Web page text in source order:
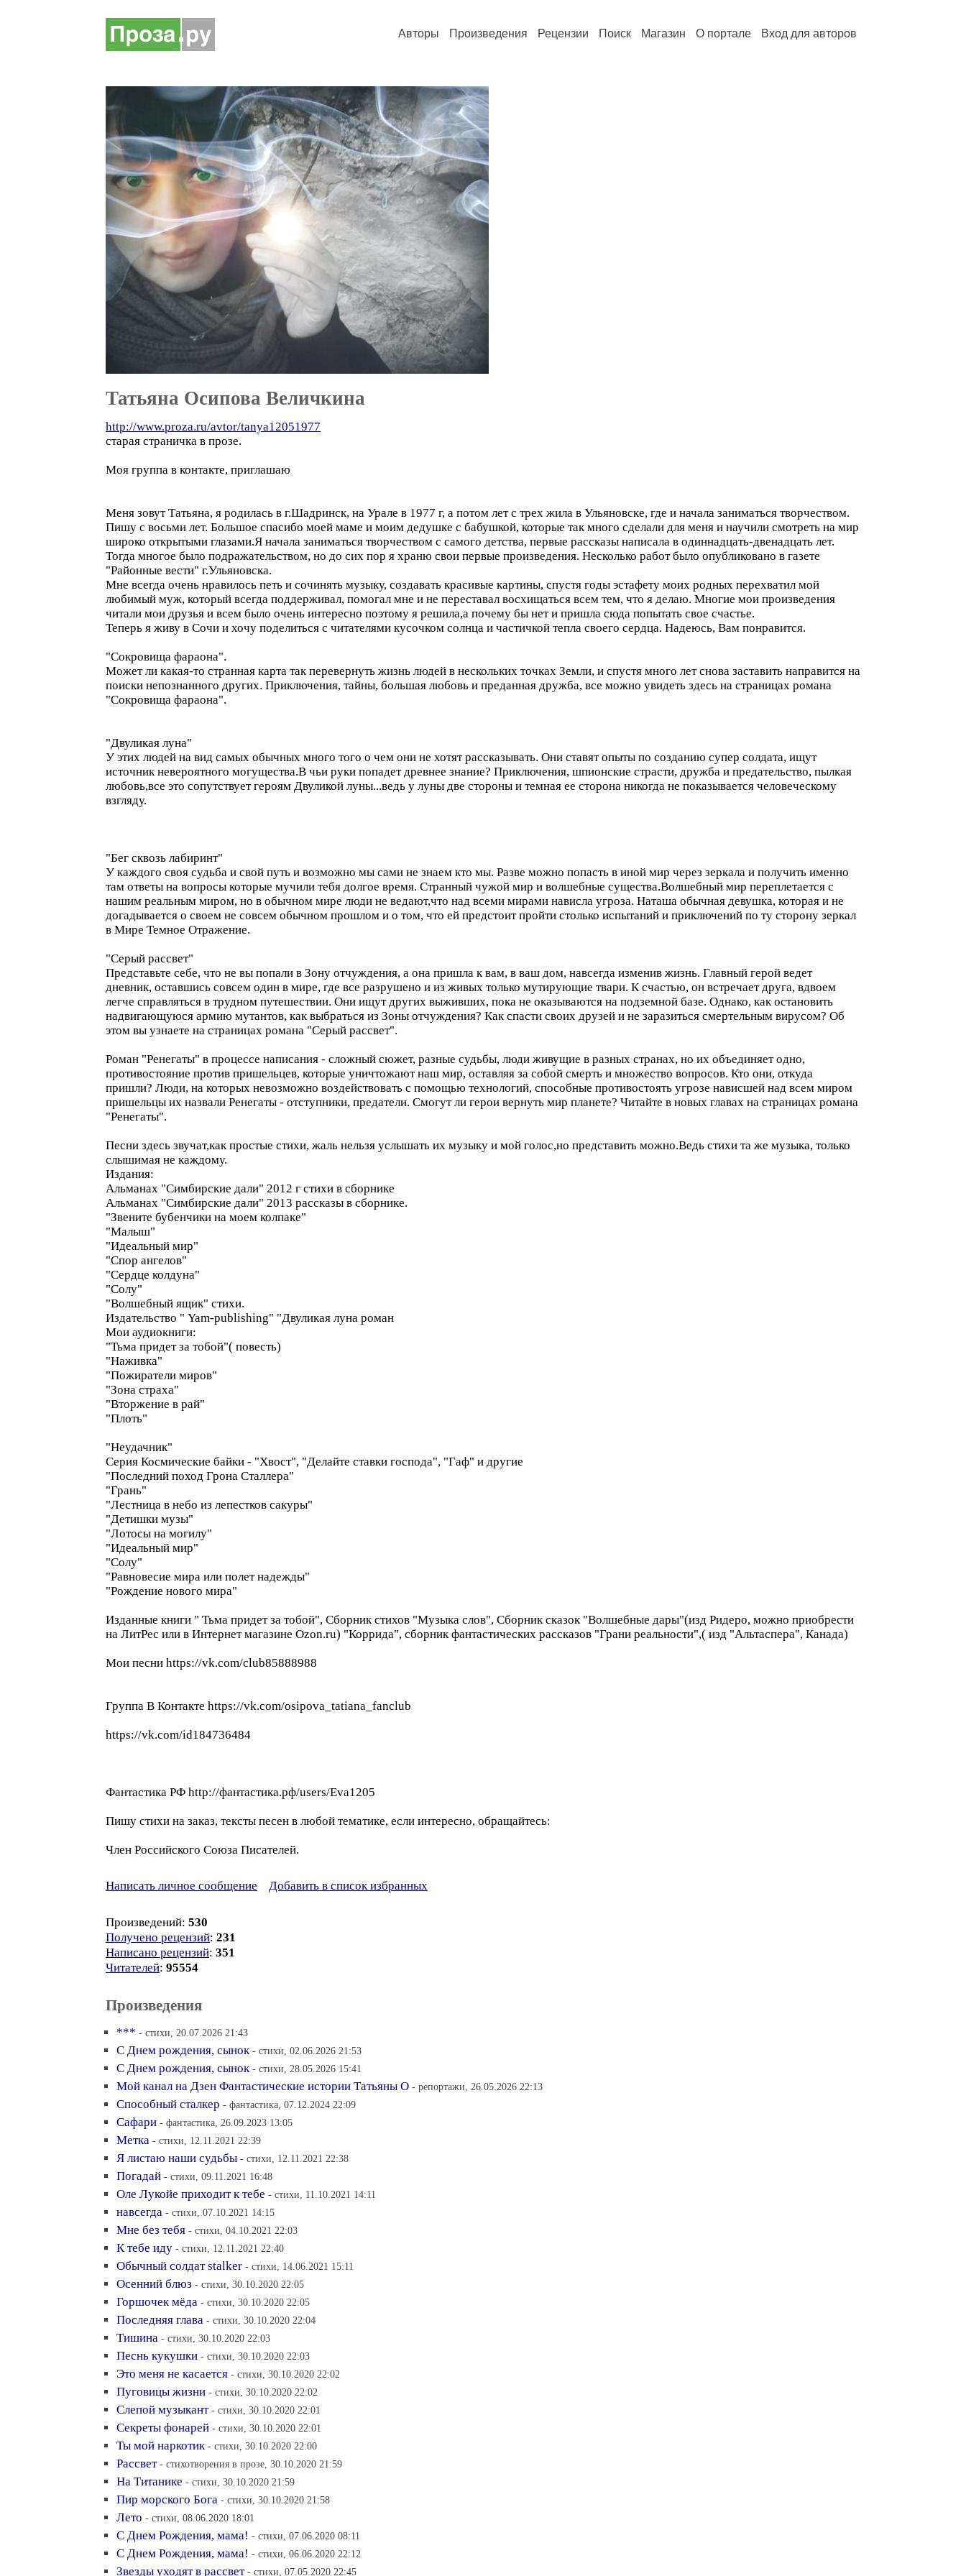
Авторы Произведения Рецензии Поиск Магазин О портале Вход для авторов
Татьяна Осипова Величкина
http://www.proza.ru/avtor/tanya12051977
старая страничка в прозе.
Моя группа в контакте, приглашаю
Меня зовут Татьяна, я родилась в г.Шадринск, на Урале в 1977 г, а потом лет с трех жила в Ульяновске, где и начала заниматься творчеством.
Пишу с восьми лет. Большое спасибо моей маме и моим дедушке с бабушкой, которые так много сделали для меня и научили смотреть на мир
широко открытыми глазами.Я начала заниматься творчеством с самого детства, первые рассказы написала в одиннадцать-двенадцать лет.
Тогда многое было подражательством, но до сих пор я храню свои первые произведения. Несколько работ было опубликовано в газете
"Районные вести" г.Ульяновска.
Мне всегда очень нравилось петь и сочинять музыку, создавать красивые картины, спустя годы эстафету моих родных перехватил мой
любимый муж, который всегда поддерживал, помогал мне и не переставал восхищаться всем тем, что я делаю. Многие мои произведения
читали мои друзья и всем было очень интересно поэтому я решила,а почему бы нет и пришла сюда попытать свое счастье.
Теперь я живу в Сочи и хочу поделиться с читателями кусочком солнца и частичкой тепла своего сердца. Надеюсь, Вам понравится.
"Сокровища фараона".
Может ли какая-то странная карта так перевернуть жизнь людей в нескольких точках Земли, и спустя много лет снова заставить направится на
поиски непознанного других. Приключения, тайны, большая любовь и преданная дружба, все можно увидеть здесь на страницах романа
"Сокровища фараона".
"Двуликая луна"
У этих людей на вид самых обычных много того о чем они не хотят рассказывать. Они ставят опыты по созданию супер солдата, ищут
источник невероятного могущества.В чьи руки попадет древнее знание? Приключения, шпионские страсти, дружба и предательство, пылкая
любовь,все это сопутствует героям Двуликой луны...ведь у луны две стороны и темная ее сторона никогда не показывается человеческому
взгляду.
"Бег сквозь лабиринт"
У каждого своя судьба и свой путь и возможно мы сами не знаем кто мы. Разве можно попасть в иной мир через зеркала и получить именно
там ответы на вопросы которые мучили тебя долгое время. Странный чужой мир и волшебные существа.Волшебный мир переплетается с
нашим реальным миром, но в обычном мире люди не ведают,что над всеми мирами нависла угроза. Наташа обычная девушка, которая и не
догадывается о своем не совсем обычном прошлом и о том, что ей предстоит пройти столько испытаний и приключений по ту сторону зеркал
в Мире Темное Отражение.
"Серый рассвет"
Представьте себе, что не вы попали в Зону отчуждения, а она пришла к вам, в ваш дом, навсегда изменив жизнь. Главный герой ведет
дневник, оставшись совсем один в мире, где все разрушено и из живых только мутирующие твари. К счастью, он встречает друга, вдвоем
легче справляться в трудном путешествии. Они ищут других выживших, пока не оказываются на подземной базе. Однако, как остановить
надвигающуюся армию мутантов, как выбраться из Зоны отчуждения? Как спасти своих друзей и не заразиться смертельным вирусом? Об
этом вы узнаете на страницах романа "Серый рассвет".
Роман "Ренегаты" в процессе написания - сложный сюжет, разные судьбы, люди живущие в разных странах, но их объединяет одно,
противостояние против пришельцев, которые уничтожают наш мир, оставляя за собой смерть и множество вопросов. Кто они, откуда
пришли? Люди, на которых невозможно воздействовать с помощью технологий, способные противостоять угрозе нависшей над всем миром
пришельцы их назвали Ренегаты - отступники, предатели. Смогут ли герои вернуть мир планете? Читайте в новых главах на страницах романа
"Ренегаты".
Песни здесь звучат,как простые стихи, жаль нельзя услышать их музыку и мой голос,но представить можно.Ведь стихи та же музыка, только
слышимая не каждому.
Издания:
Альманах "Симбирские дали" 2012 г стихи в сборнике
Альманах "Симбирские дали" 2013 рассказы в сборнике.
"Звените бубенчики на моем колпаке"
"Малыш"
"Идеальный мир"
"Спор ангелов"
"Сердце колдуна"
"Солу"
"Волшебный ящик" стихи.
Издательство " Yam-publishing" "Двуликая луна роман
Мои аудиокниги:
"Тьма придет за тобой"( повесть)
"Наживка"
"Пожиратели миров"
"Зона страха"
"Вторжение в рай"
"Плоть"
"Неудачник"
Серия Космические байки - "Хвост", "Делайте ставки господа", "Гаф" и другие
"Последний поход Грона Сталлера"
"Грань"
"Лестница в небо из лепестков сакуры"
"Детишки музы"
"Лотосы на могилу"
"Идеальный мир"
"Солу"
"Равновесие мира или полет надежды"
"Рождение нового мира"
Изданные книги " Тьма придет за тобой", Сборник стихов "Музыка слов", Сборник сказок "Волшебные дары"(изд Ридеро, можно приобрести
на ЛитРес или в Интернет магазине Ozon.ru) "Коррида", сборник фантастических рассказов "Грани реальности",( изд "Альтаспера", Канада)
Мои песни https://vk.com/club85888988
Группа В Контакте https://vk.com/osipova_tatiana_fanclub
https://vk.com/id184736484
Фантастика РФ http://фантастика.рф/users/Eva1205
Пишу стихи на заказ, тексты песен в любой тематике, если интересно, обращайтесь:
Член Российского Союза Писателей.
Написать личное сообщение Добавить в список избранных
Произведений: 530
Получено рецензий: 231
Написано рецензий: 351
Читателей: 95554
Произведения
*** - стихи, 20.07.2026 21:43
С Днем рождения, сынок - стихи, 02.06.2026 21:53
С Днем рождения, сынок - стихи, 28.05.2026 15:41
Мой канал на Дзен Фантастические истории Татьяны О - репортажи, 26.05.2026 22:13
Способный сталкер - фантастика, 07.12.2024 22:09
Сафари - фантастика, 26.09.2023 13:05
Метка - стихи, 12.11.2021 22:39
Я листаю наши судьбы - стихи, 12.11.2021 22:38
Погадай - стихи, 09.11.2021 16:48
Оле Лукойе приходит к тебе - стихи, 11.10.2021 14:11
навсегда - стихи, 07.10.2021 14:15
Мне без тебя - стихи, 04.10.2021 22:03
К тебе иду - стихи, 12.11.2021 22:40
Обычный солдат stalker - стихи, 14.06.2021 15:11
Осенний блюз - стихи, 30.10.2020 22:05
Горшочек мёда - стихи, 30.10.2020 22:05
Последняя глава - стихи, 30.10.2020 22:04
Тишина - стихи, 30.10.2020 22:03
Песнь кукушки - стихи, 30.10.2020 22:03
Это меня не касается - стихи, 30.10.2020 22:02
Пуговицы жизни - стихи, 30.10.2020 22:02
Слепой музыкант - стихи, 30.10.2020 22:01
Секреты фонарей - стихи, 30.10.2020 22:01
Ты мой наркотик - стихи, 30.10.2020 22:00
Рассвет - стихотворения в прозе, 30.10.2020 21:59
На Титанике - стихи, 30.10.2020 21:59
Пир морского Бога - стихи, 30.10.2020 21:58
Лето - стихи, 08.06.2020 18:01
С Днем Рождения, мама! - стихи, 07.06.2020 08:11
С Днем Рождения, мама! - стихи, 06.06.2020 22:12
Звезды уходят в рассвет - стихи, 07.05.2020 22:45